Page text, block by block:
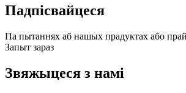
Падпісвайцеся
Па пытаннях аб нашых прадуктах або
Запыт зараз
Звяжыцеся з намі